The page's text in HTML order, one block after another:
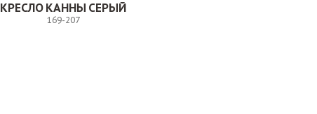
КРЕСЛО КАННЫ СЕРЫЙ
169-207